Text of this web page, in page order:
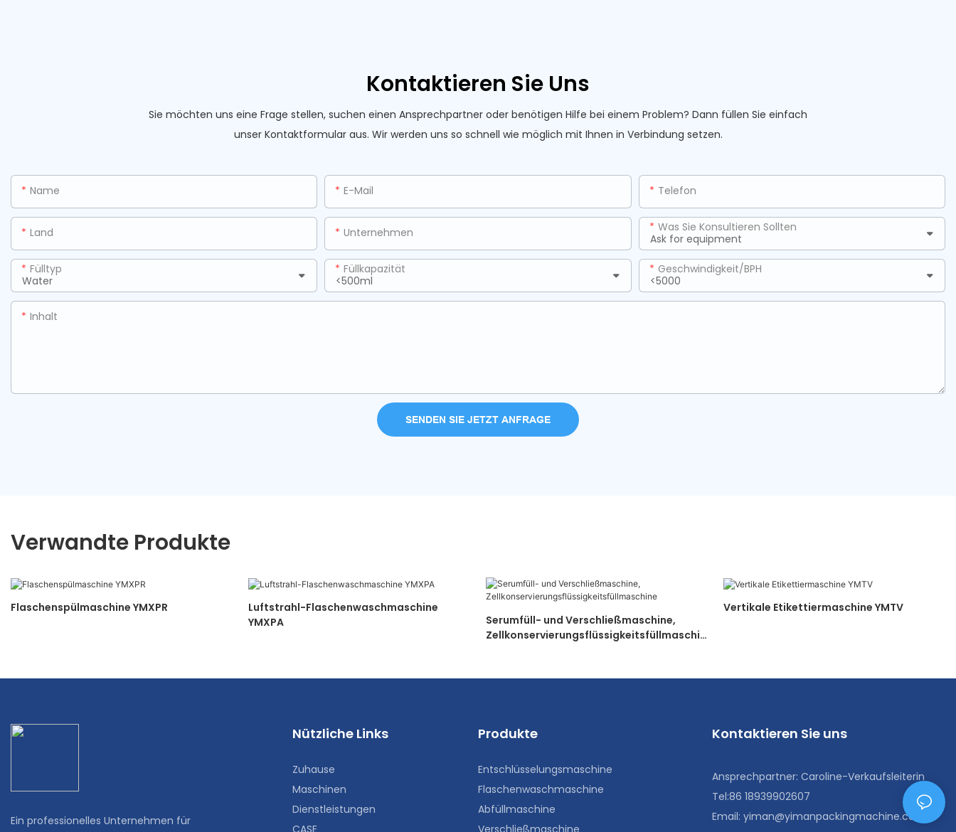
Kontaktieren Sie Uns
Sie möchten uns eine Frage stellen, suchen einen Ansprechpartner oder benötigen Hilfe bei einem Problem? Dann füllen Sie einfach
unser Kontaktformular aus. Wir werden uns so schnell wie möglich mit Ihnen in Verbindung setzen.
Name E-Mail Telefon
Land Unternehmen Was Sie Konsultieren Sollten
Fülltyp Füllkapazität Geschwindigkeit/BPH
Inhalt
SENDEN SIE JETZT ANFRAGE
Verwandte Produkte
Flaschenspülmaschine YMXPR
Luftstrahl-Flaschenwaschmaschine
YMXPA
Serumfüll- und Verschließmaschine,
Zellkonservierungsflüssigkeitsfüllmaschin
Vertikale Etikettiermaschine YMTV
Ein professionelles Unternehmen für
Nützliche Links
Zuhause
Maschinen
Dienstleistungen
Produkte
Entschlüsselungsmaschine
Flaschenwaschmaschine
Abfüllmaschine
Kontaktieren Sie uns
Ansprechpartner: Caroline-Verkaufsleiterin
Tel:86 18939902607
Email: yiman@yimanpackingmachine.com